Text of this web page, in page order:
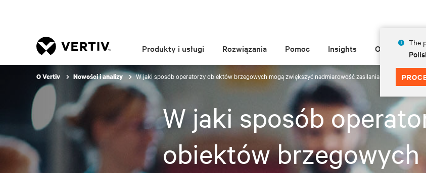
The
Produkty i usługi Rozwiązania Pomoc Insights O Vertiv
O Vertiv Nowości i analizy W jaki sposób operatorzy obiektów brzegowych mogą zwiększyć nadmiarowość zasilania i usprawnić
W jaki sposób
obiektów brzegowych